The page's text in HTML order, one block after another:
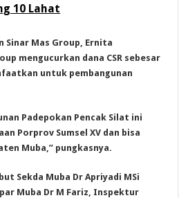
10 Lahat
Sinar Mas Group, Ernita
mengucurkan dana CSR sebesar
untuk pembangunan
Padepokan Pencak Silat ini
Porprov Sumsel XV dan bisa
Muba,” pungkasnya.
Sekda Muba Dr Apriyadi MSi
Muba Dr M Fariz, Inspektur